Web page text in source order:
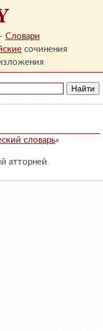
- Словари
сочинения
словарь»
атторней.